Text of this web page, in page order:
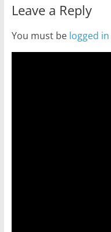
Leave a Reply
You must be logged in